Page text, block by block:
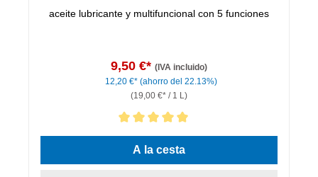
aceite lubricante y multifuncional con 5 funciones
9,50 €* (IVA incluido)
12,20 €* (ahorro del 22.13%)
(19,00 €* / 1 L)
Calificación promedio de 5 de 5 estrellas
A la cesta